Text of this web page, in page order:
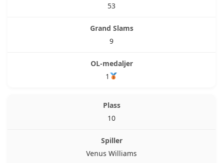
53
9
1
10
Venus Williams